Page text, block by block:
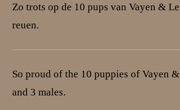
Zo trots op de 10 pups van Vayen &
reuen.
So proud of the 10 puppies of Vayen
and 3 males.